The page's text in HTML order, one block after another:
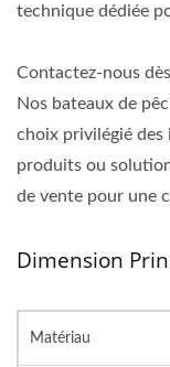
technique dédiée
Contactez-nous
Nos bateaux de
choix privilégié des
produits ou
de vente pour une
Dimension
Matériau